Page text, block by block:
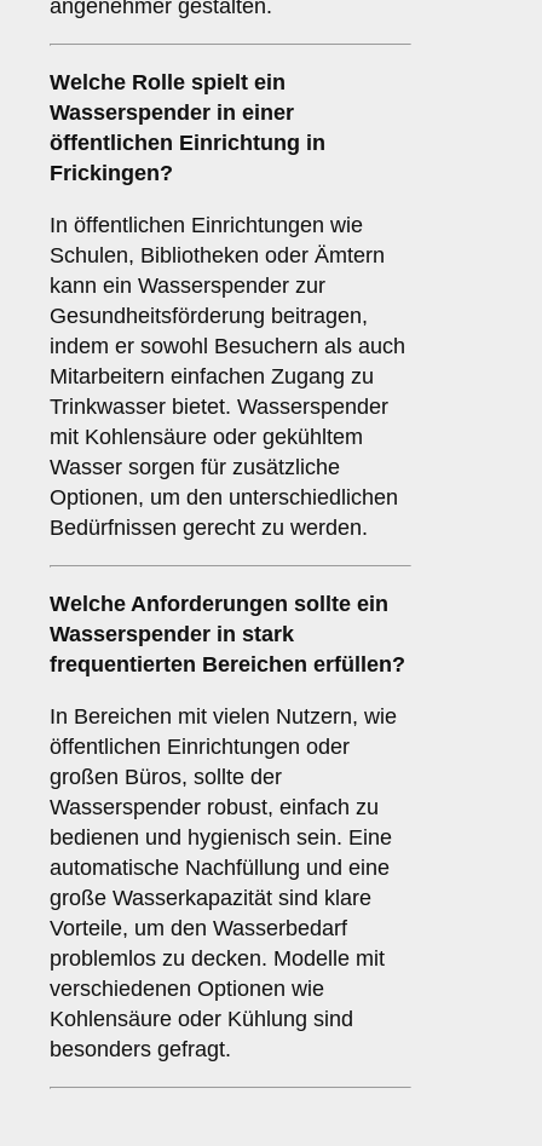
angenehmer gestalten.
Welche Rolle spielt ein
Wasserspender in einer
öffentlichen Einrichtung in
Frickingen?
In öffentlichen Einrichtungen wie
Schulen, Bibliotheken oder Ämtern
kann ein Wasserspender zur
Gesundheitsförderung beitragen,
indem er sowohl Besuchern als auch
Mitarbeitern einfachen Zugang zu
Trinkwasser bietet. Wasserspender
mit Kohlensäure oder gekühltem
Wasser sorgen für zusätzliche
Optionen, um den unterschiedlichen
Bedürfnissen gerecht zu werden.
Welche Anforderungen sollte ein
Wasserspender in stark
frequentierten Bereichen erfüllen?
In Bereichen mit vielen Nutzern, wie
öffentlichen Einrichtungen oder
großen Büros, sollte der
Wasserspender robust, einfach zu
bedienen und hygienisch sein. Eine
automatische Nachfüllung und eine
große Wasserkapazität sind klare
Vorteile, um den Wasserbedarf
problemlos zu decken. Modelle mit
verschiedenen Optionen wie
Kohlensäure oder Kühlung sind
besonders gefragt.